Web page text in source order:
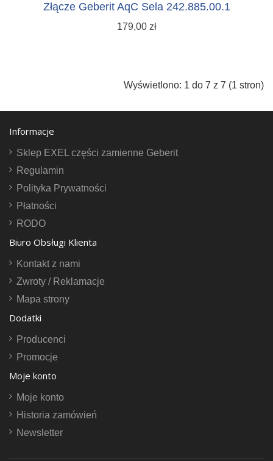
Złącze Geberit AqC Sela 242.885.00.1
179,00 zł
Wyświetlono: 1 do 7 z 7 (1 stron)
Informacje
Sklep EXEL części zamienne Geberit
Regulamin
Polityka Prywatności
Płatności
RODO
Biuro Obsługi Klienta
Kontakt z nami
Zwroty / Reklamacje
Mapa strony
Dodatki
Producenci
Promocje
Moje konto
Moje konto
Historia zamówień
Newsletter